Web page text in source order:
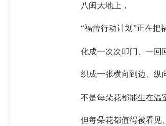
八闽大地上，
“福蕾行动计划”正在把
化成一次次叩门、一回
织成一张横向到边、纵
不是每朵花都能生在温
但每朵花都值得被看见